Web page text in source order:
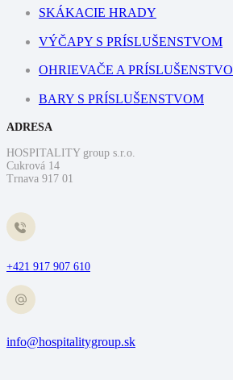
SKÁKACIE HRADY
VÝČAPY S PRÍSLUŠENSTVOM
OHRIEVAČE A PRÍSLUŠENSTVO
BARY S PRÍSLUŠENSTVOM
ADRESA
HOSPITALITY group s.r.o.
Cukrová 14
Trnava 917 01
+421 917 907 610
info@hospitalitygroup.sk